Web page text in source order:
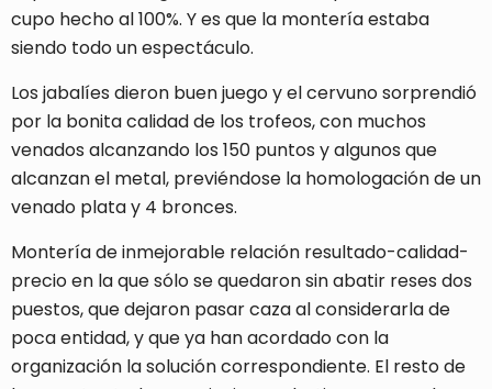
cupo hecho al 100%. Y es que la montería estaba
siendo todo un espectáculo.
Los jabalíes dieron buen juego y el cervuno sorprendió
por la bonita calidad de los trofeos, con muchos
venados alcanzando los 150 puntos y algunos que
alcanzan el metal, previéndose la homologación de un
venado plata y 4 bronces.
Montería de inmejorable relación resultado-calidad-
precio en la que sólo se quedaron sin abatir reses dos
puestos, que dejaron pasar caza al considerarla de
poca entidad, y que ya han acordado con la
organización la solución correspondiente. El resto de